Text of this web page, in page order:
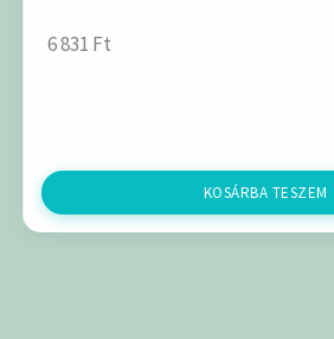
6 831 Ft
KOSÁRBA TESZEM